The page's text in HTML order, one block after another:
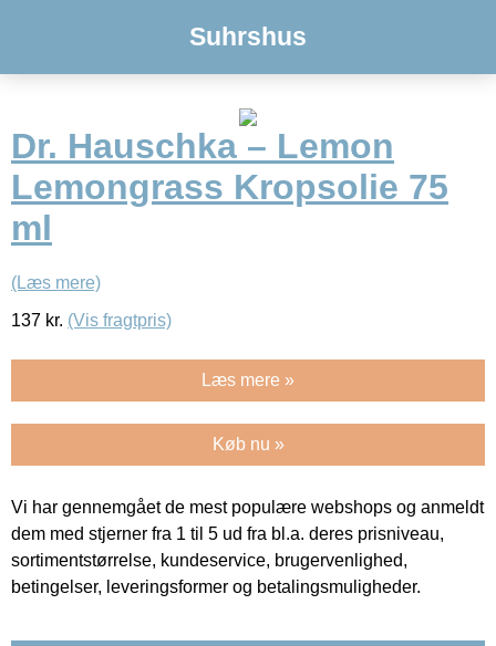
Suhrshus
Dr. Hauschka – Lemon
Lemongrass Kropsolie 75
ml
(Læs mere)
137 kr. (Vis fragtpris)
Læs mere »
Køb nu »
Vi har gennemgået de mest populære webshops og anmeldt
dem med stjerner fra 1 til 5 ud fra bl.a. deres prisniveau,
sortimentstørrelse, kundeservice, brugervenlighed,
betingelser, leveringsformer og betalingsmuligheder.